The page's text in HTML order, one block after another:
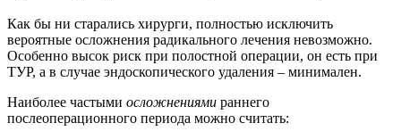
Как бы ни старались хирурги, полностью исключить
вероятные осложнения радикального лечения невозможно.
Особенно высок риск при полостной операции, он есть при
ТУР, а в случае эндоскопического удаления – минимален.
Наиболее частыми осложнениями раннего
послеоперационного периода можно считать: